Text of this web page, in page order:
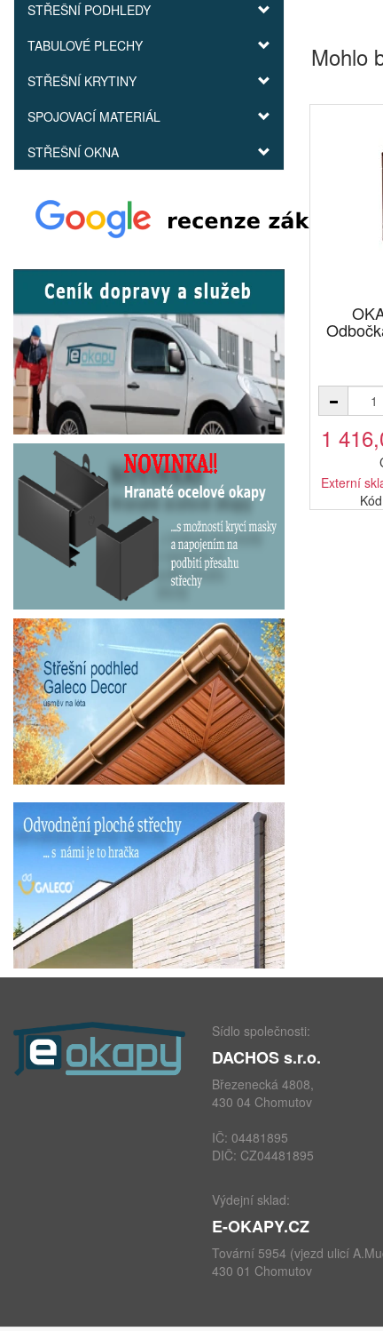
STŘEŠNÍ PODHLEDY
TABULOVÉ PLECHY
STŘEŠNÍ KRYTINY
SPOJOVACÍ MATERIÁL
STŘEŠNÍ OKNA
Mohlo
1
Externí
Sídlo společnosti:
DACHOS s.r.o.
Březenecká 4808,
430 04 Chomutov
IČ: 04481895
DIČ: CZ04481895
Výdejní sklad:
E-OKAPY.CZ
Tovární 5954 (vjezd ulicí
430 01 Chomutov